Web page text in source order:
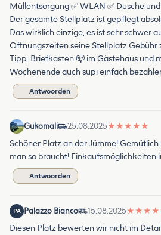
Müllentsorgung ✅ WLAN ✅ Dusche
Der gesamte Stellplatz ist gepflegt
Das wirklich einzige, es ist sehr schwer
Öffnungszeiten seine Stellplatz Gebühr
Tipp: Briefkasten 📪 im Gästehaus und
Wochenende auch supi einfach
Antwoorden
Gukomali 25.08.2025★ ★ ★ ★ ★
Schöner Platz an der Jümme!
man so braucht! Einkaufsmöglichkeiten
Antwoorden
PA Palazzo Bianco 15.08.2025★ ★ ★ ★
Diesen Platz bewerten wir nicht im